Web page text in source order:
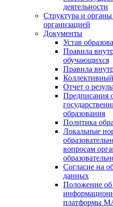
деятельности
Структура и органы
организацией
Документы
Устав
Правила
обучающихся
Правила
Отчет о
Предписания
образования
Политика
Локальные
вопросам
Согласие на
данных
Положение об
платформы